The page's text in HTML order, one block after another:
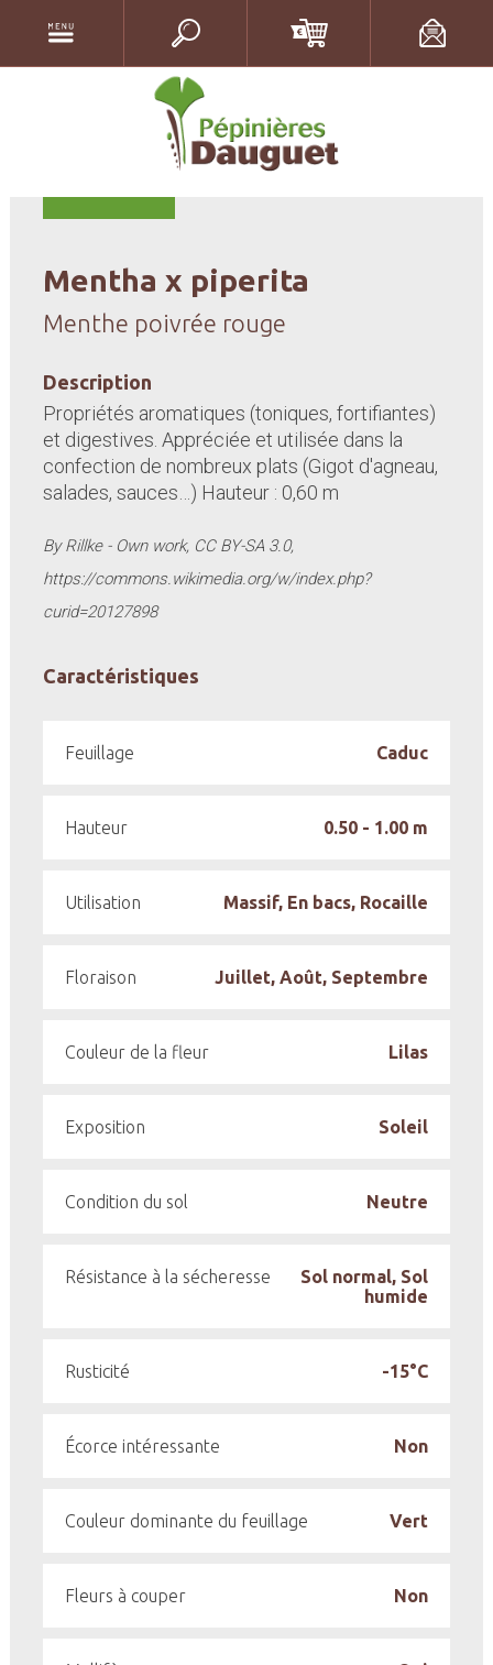
Mentha x piperita
Menthe poivrée rouge
Description
Propriétés aromatiques (toniques, fortifiantes)
et digestives. Appréciée et utilisée dans la
confection de nombreux plats (Gigot d'agneau,
salades, sauces…) Hauteur : 0,60 m
By Rillke - Own work, CC BY-SA 3.0,
https://commons.wikimedia.org/w/index.php?
curid=20127898
Caractéristiques
Feuillage Caduc
Hauteur 0.50 - 1.00 m
Utilisation Massif, En bacs, Rocaille
Floraison Juillet, Août, Septembre
Couleur de la fleur Lilas
Exposition Soleil
Condition du sol Neutre
Résistance à la sécheresse
Sol normal, Sol
humide
Rusticité -15°C
Écorce intéressante Non
Couleur dominante du feuillage Vert
Fleurs à couper Non